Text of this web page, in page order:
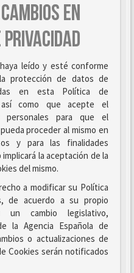
EN
leído y esté conforme
protección de datos de
en esta Política de
como que acepte el
para que el
proceder al mismo en
y para las finalidades
la aceptación de la
del mismo.
a modificar su Política
de acuerdo a su propio
cambio legislativo,
la Agencia Española de
o actualizaciones de
Cookies serán notificados